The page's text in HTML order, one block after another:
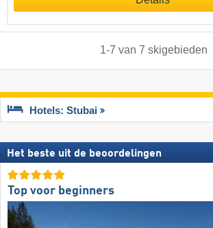
1-7 van 7 skigebieden
Hotels: Stubai
Het beste uit de beoordelingen
Top voor beginners